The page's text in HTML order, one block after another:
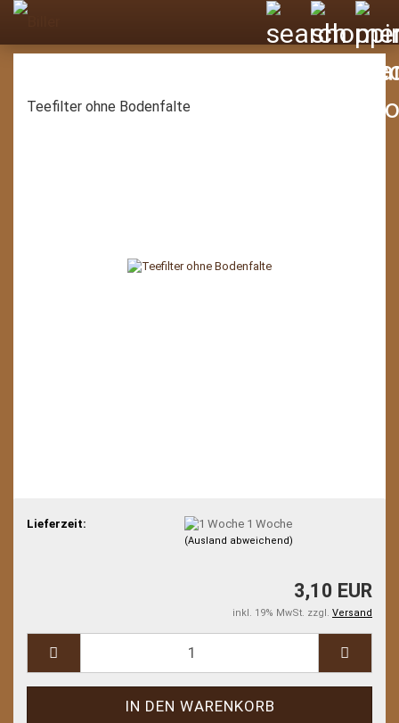
Teefilter ohne Bodenfalte
Lieferzeit: 1 Woche
(Ausland abweichend)
3,10 EUR
inkl. 19% MwSt. zzgl. Versand